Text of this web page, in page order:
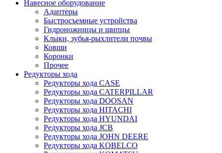
Навесное оборудование
Адаптеры
Быстросъемные устройства
Гидроножницы и щипцы
Клыки, зубья-рыхлители почвы
Ковши
Коронки
Прочее
Редукторы хода
Редукторы хода CASE
Редукторы хода CATERPILLAR
Редукторы хода DOOSAN
Редукторы хода HITACHI
Редукторы хода HYUNDAI
Редукторы хода JCB
Редукторы хода JOHN DEERE
Редукторы хода KOBELCO